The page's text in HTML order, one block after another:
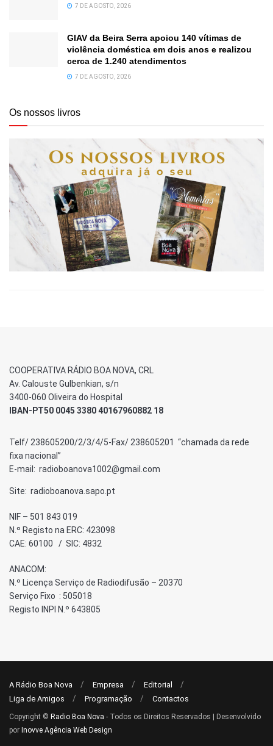
7 DE AGOSTO, 2026
GIAV da Beira Serra apoiou 140 vítimas de
violência doméstica em dois anos e realizou
cerca de 1.240 atendimentos
7 DE AGOSTO, 2026
Os nossos livros
COOPERATIVA RÁDIO BOA NOVA, CRL
Av. Calouste Gulbenkian, s/n
3400-060 Oliveira do Hospital
IBAN-PT50 0045 3380 40167960882 18
Telf/ 238605200/2/3/4/5-Fax/ 238605201 “chamada da rede
fixa nacional”
E-mail: radioboanova1002@gmail.com
Site: radioboanova.sapo.pt
NIF – 501 843 019
N.º Registo na ERC: 423098
CAE: 60100 / SIC: 4832
ANACOM:
N.º Licença Serviço de Radiodifusão – 20370
Serviço Fixo : 505018
Registo INPI N.º 643805
A Rádio Boa Nova Empresa
Editorial
Liga de Amigos
Programação Contactos
Copyright © Radio Boa Nova - Todos os Direitos Reservados | Desenvolvido
por Inovve Agência Web Design